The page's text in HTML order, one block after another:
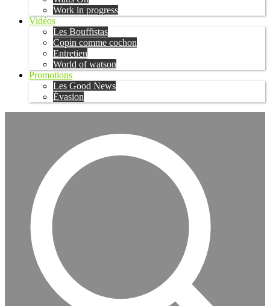
Work in progress
Vidéos
Les Bouffistas
Copin comme cochon
Entretien
World of watson
Promotions
Les Good News
Évasion